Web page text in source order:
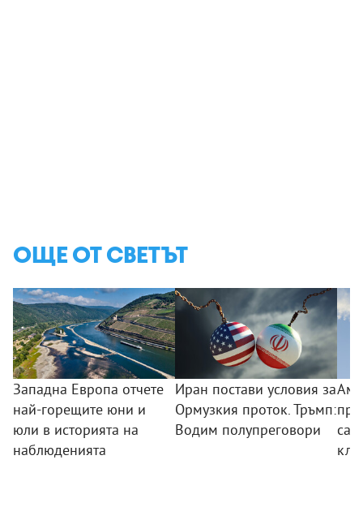
ОЩЕ ОТ СВЕТЪТ
Западна Европа отчете
най-горещите юни и
юли в историята на
наблюденията
Иран постави условия за
Ормузкия проток. Тръмп:
Водим полупреговори